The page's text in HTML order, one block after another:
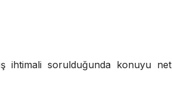
ihtimali sorulduğunda konuyu net